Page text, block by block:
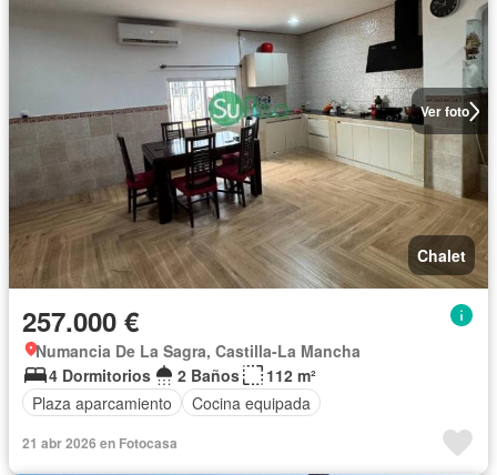
Ver foto
Chalet
257.000 €
Numancia De La Sagra, Castilla-La Mancha
4 Dormitorios
2 Baños
112 m²
Plaza aparcamiento
Cocina equipada
21 abr 2026 en Fotocasa